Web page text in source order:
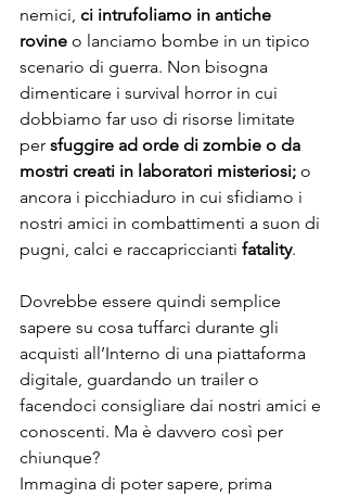
nemici, ci intrufoliamo in antiche
rovine o lanciamo bombe in un tipico
scenario di guerra. Non bisogna
dimenticare i survival horror in cui
dobbiamo far uso di risorse limitate
per sfuggire ad orde di zombie o da
mostri creati in laboratori misteriosi; o
ancora i picchiaduro in cui sfidiamo i
nostri amici in combattimenti a suon di
pugni, calci e raccapriccianti fatality.
Dovrebbe essere quindi semplice
sapere su cosa tuffarci durante gli
acquisti all’Interno di una piattaforma
digitale, guardando un trailer o
facendoci consigliare dai nostri amici e
conoscenti. Ma è davvero così per
chiunque?
Immagina di poter sapere, prima